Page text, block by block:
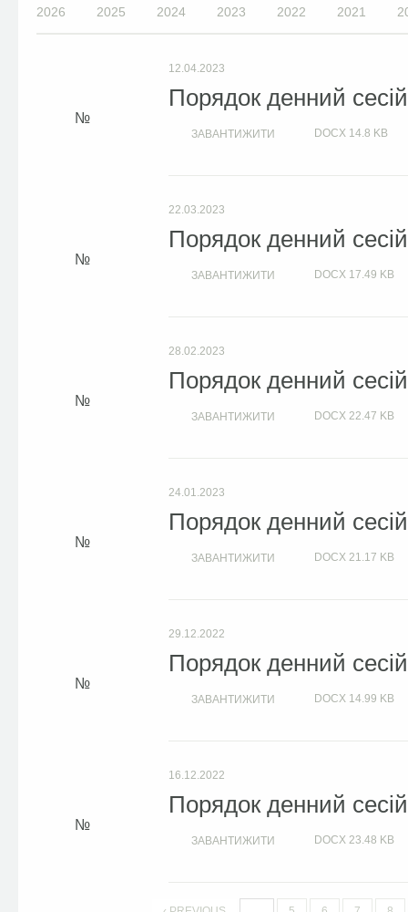
2026 2025 2024 2023 2022 2021
12.04.2023
Порядок денний
ЗАВАНТИЖИТИ DOCX 14.8 KB
22.03.2023
Порядок денний
ЗАВАНТИЖИТИ DOCX 17.49 KB
28.02.2023
Порядок денний
ЗАВАНТИЖИТИ DOCX 22.47 KB
24.01.2023
Порядок денний
ЗАВАНТИЖИТИ DOCX 21.17 KB
29.12.2022
Порядок денний
ЗАВАНТИЖИТИ DOCX 14.99 KB
16.12.2022
Порядок денний
ЗАВАНТИЖИТИ DOCX 23.48 KB